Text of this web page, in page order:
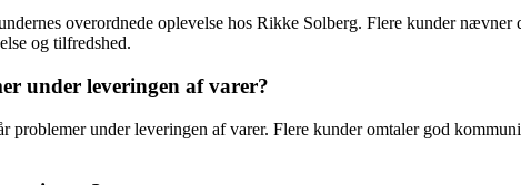
overordnede oplevelse hos Rikke Solberg. Flere kunder nævner
og tilfredshed.
under leveringen af varer?
problemer under leveringen af varer. Flere kunder omtaler god